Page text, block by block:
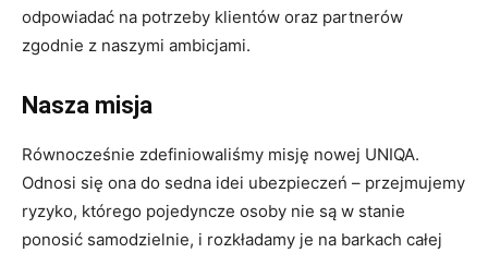
odpowiadać na potrzeby klientów oraz partnerów
zgodnie z naszymi ambicjami.
Nasza misja
Równocześnie zdefiniowaliśmy misję nowej UNIQA.
Odnosi się ona do sedna idei ubezpieczeń – przejmujemy
ryzyko, którego pojedyncze osoby nie są w stanie
ponosić samodzielnie, i rozkładamy je na barkach całej